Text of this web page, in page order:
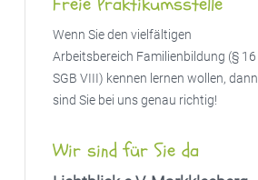
Wenn Sie den vielfältigen
Arbeitsbereich Familienbildung (§ 16
SGB VIII) kennen lernen wollen, dann
sind Sie bei uns genau richtig!
Wir sind für Sie da